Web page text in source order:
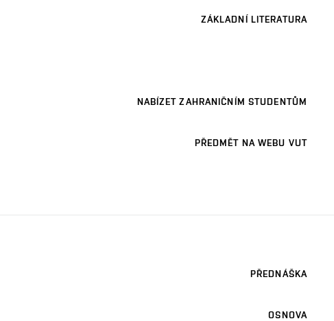
ZÁKLADNÍ LITERATURA
NABÍZET ZAHRANIČNÍM STUDENTŮM
PŘEDMĚT NA WEBU VUT
PŘEDNÁŠKA
OSNOVA